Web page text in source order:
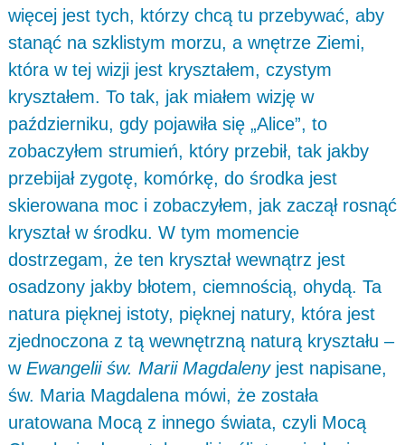
więcej jest tych, którzy chcą tu przebywać, aby
stanąć na szklistym morzu, a wnętrze Ziemi,
która w tej wizji jest kryształem, czystym
kryształem. To tak, jak miałem wizję w
październiku, gdy pojawiła się „Alice”, to
zobaczyłem strumień, który przebił, tak jakby
przebijał zygotę, komórkę, do środka jest
skierowana moc i zobaczyłem, jak zaczął rosnąć
kryształ w środku. W tym momencie
dostrzegam, że ten kryształ wewnątrz jest
osadzony jakby błotem, ciemnością, ohydą. Ta
natura pięknej istoty, pięknej natury, która jest
zjednoczona z tą wewnętrzną naturą kryształu –
w Ewangelii św. Marii Magdalenyjest napisane,
św. Maria Magdalena mówi, że została
uratowana Mocą z innego świata, czyli Mocą